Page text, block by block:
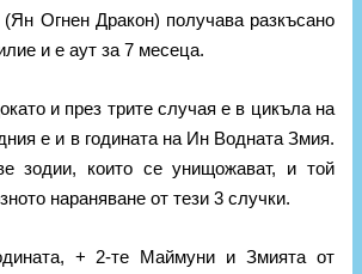
(Ян Огнен Дракон) получава разкъсано
и е аут за 7 месеца.
и през трите случая е в цикъла на
е и в годината на Ин Водната Змия.
зодии, които се унищожават, и той
нараняване от тези 3 случки.
+ 2-те Маймуни и Змията от